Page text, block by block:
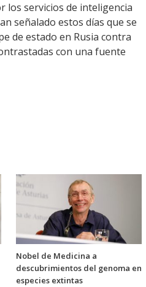
los servicios de inteligencia
señalado estos días que se
de estado en Rusia contra
con una fuente
Nobel de Medicina a
descubrimientos del genoma en
especies extintas